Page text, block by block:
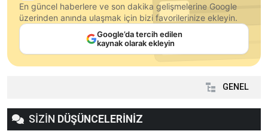
En güncel haberlere ve son dakika gelişmelerine Google
üzerinden anında ulaşmak için bizi favorilerinize ekleyin.
Google’da tercih edilen
kaynak olarak ekleyin
GENEL
SİZİN DÜŞÜNCELERİNİZ